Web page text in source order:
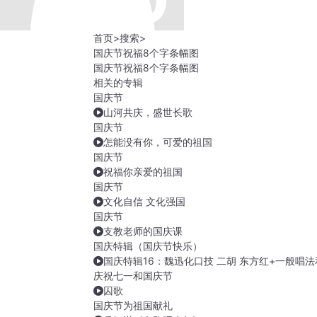
首页>搜索>
国庆节祝福8个字条幅图
国庆节祝福8个字条幅图
相关的专辑
国庆节
山河共庆，盛世长歌
国庆节
怎能没有你，可爱的祖国
国庆节
祝福你亲爱的祖国
国庆节
文化自信 文化强国
国庆节
支教老师的国庆课
国庆特辑（国庆节快乐）
国庆特辑16：魏迅化口技 二胡 东方红+一般唱
庆祝七一和国庆节
囚歌
国庆节为祖国献礼